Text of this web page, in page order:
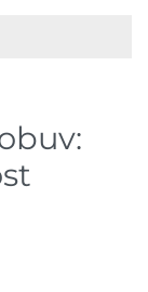
klíčové